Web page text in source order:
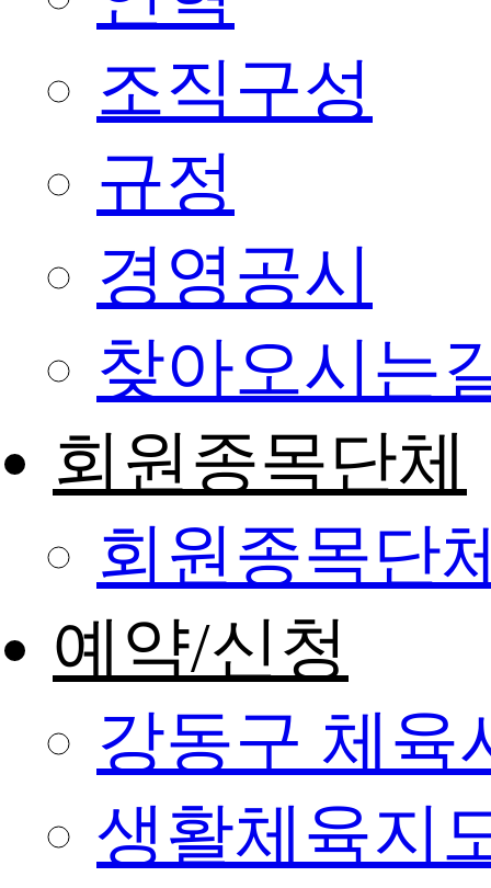
조직구성
규정
경영공시
찾아오시는
회원종목단체
회원종목단
예약/신청
강동구 체육
생활체육지